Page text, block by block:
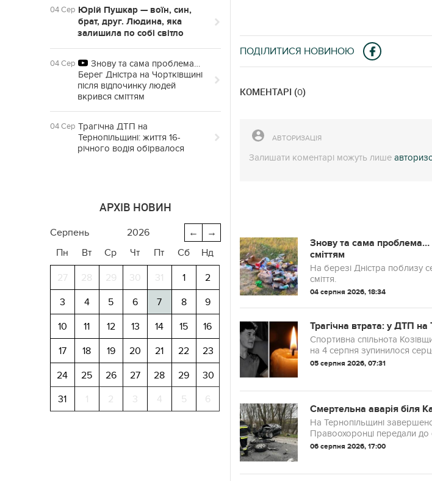
04 Сер Юрій Пушкар — воїн, син,
брат, друг. Людина, яка
залишила по собі світло
04 Сер
Знову та сама проблема…
Берег Дністра на Чортківщині
після відпочинку людей
вкрився сміттям
04 Сер Трагічна ДТП на
Тернопільщині: життя 16-
річного водія обірвалося
АРХІВ НОВИН
→
←
серпень
2026
Пн
Вт Ср Чт Пт Сб Нд
27 28 29 30 31 1
2
3
4 5 6 7 8
9
10
11 12 13 14 15
16
17
18 19 20 21 22
23
24
25 26 27 28 29
30
31
1 2 3 4 5 6
ПОДІЛИТИСЯ НОВИНОЮ
КОМЕНТАРІ (0)
АВТОРИЗАЦІЯ
Залишати коментарі можуть лише
Знову та сама проблема…
сміттям
На березі Дністра поблизу
сміття.
04 серпня 2026, 18:34
Трагічна втрата: у ДТП
Спортивна спільнота
на 4 серпня зупинилося
05 серпня 2026, 07:31
Смертельна аварія біля
На Тернопільщині
Правоохоронці передали до
06 серпня 2026, 17:00